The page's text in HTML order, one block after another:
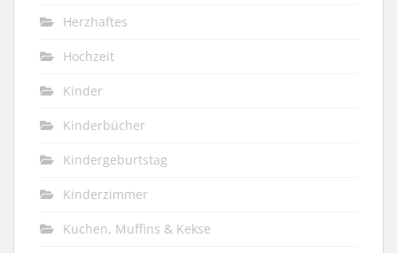
Herzhaftes
Hochzeit
Kinder
Kinderbücher
Kindergeburtstag
Kinderzimmer
Kuchen, Muffins & Kekse